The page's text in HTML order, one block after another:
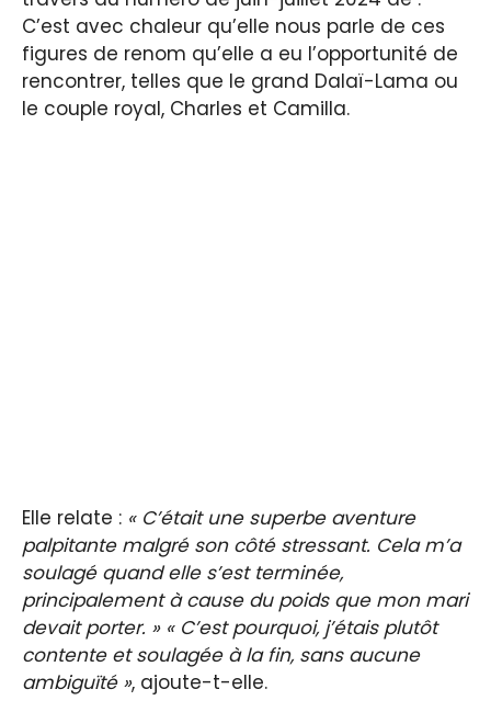
C’est avec chaleur qu’elle nous parle de ces
figures de renom qu’elle a eu l’opportunité de
rencontrer, telles que le grand Dalaï-Lama ou
le couple royal, Charles et Camilla.
Elle relate : « C’était une superbe aventure
palpitante malgré son côté stressant. Cela m’a
soulagé quand elle s’est terminée,
principalement à cause du poids que mon mari
devait porter. » « C’est pourquoi, j’étais plutôt
contente et soulagée à la fin, sans aucune
ambiguïté », ajoute-t-elle.